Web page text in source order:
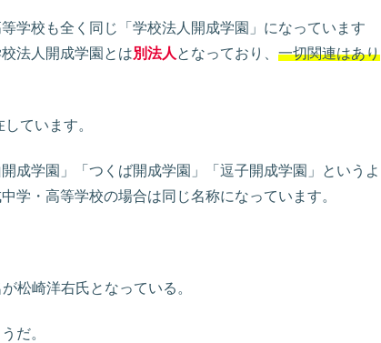
学校も全く同じ「学校法人開成学園」になっています
法人開成学園とは別法人 となっており、 一切関連はあり
ています。
成学園」「つくば開成学園」「逗子開成学園」というよ
学・高等学校の場合は同じ名称になっています。
松崎洋右氏となっている。
だ。